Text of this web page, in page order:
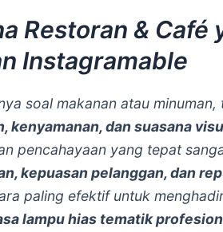
Restoran & Café
Instagramable
soal makanan atau minuman,
kenyamanan, dan suasana
pencahayaan yang tepat
kepuasan pelanggan, dan
paling efektif untuk
lampu hias tematik